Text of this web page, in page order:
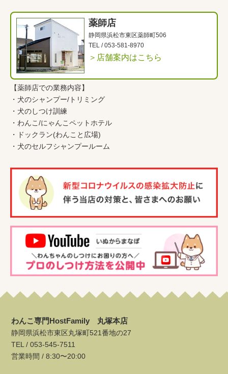
薬師店
静岡県浜松市東区薬師町506
TEL /053-581-8970
＞店舗案内はこちら
【薬師店での業務内容】
・ 犬のシャンプー/トリミング
・ 犬のしつけ訓練
・ わんこ /にゃんこペットホテル
・
ドックラン(わんこと広場)
・ 犬のセルフシャンプールーム
わんこ専門HostFamily 丸塚本店
静岡県浜松市東区丸塚町521番地の27
TEL /053-545-7511
営業時間 / 8:30〜20:00